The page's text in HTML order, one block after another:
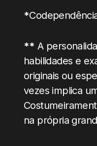
*
** A
habilidades e
originais ou
vezes implica
na própria